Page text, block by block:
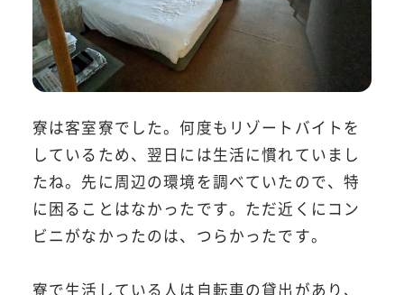
寮は客室寮でした。何度もリゾートバイトを
しているため、翌日には生活に慣れていまし
たね。先に周辺の環境を調べていたので、特
に困ることはなかったです。ただ近くにコン
ビニがなかったのは、つらかったです。
寮で生活している人は自転車の貸出があり、